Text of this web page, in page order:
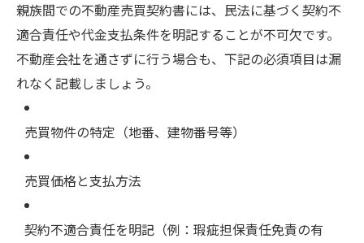
親族間での不動産売買契約書には、民法に基づく契約不
適合責任や代金支払条件を明記することが不可欠です。
不動産会社を通さずに行う場合も、下記の必須項目は漏
れなく記載しましょう。
売買物件の特定（地番、建物番号等）
売買価格と支払方法
契約不適合責任を明記（例：瑕疵担保責任免責の有